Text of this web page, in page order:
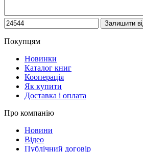
Покупцям
Новинки
Каталог книг
Кооперація
Як купити
Доставка і оплата
Про компанію
Новини
Відео
Публічний договір